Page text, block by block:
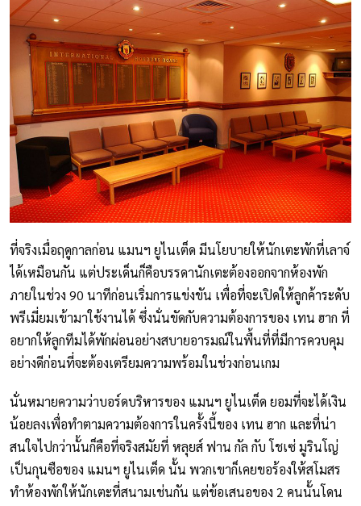
ที่จริงเมื่อฤดูกาลก่อน แมนฯ ยูไนเต็ด มีนโยบายให้นักเตะพักที่เลาจ์
ได้เหมือนกัน แต่ประเด็นก็คือบรรดานักเตะต้องออกจากห้องพัก
ภายในช่วง 90 นาทีก่อนเริ่มการแข่งขัน เพื่อที่จะเปิดให้ลูกค้าระดับ
พรีเมี่ยมเข้ามาใช้งานได้ ซึ่งนั่นขัดกับความต้องการของ เทน ฮาก ที่
อยากให้ลูกทีมได้พักผ่อนอย่างสบายอารมณ์ในพื้นที่ที่มีการควบคุม
อย่างดีก่อนที่จะต้องเตรียมความพร้อมในช่วงก่อนเกม
นั่นหมายความว่าบอร์ดบริหารของ แมนฯ ยูไนเต็ด ยอมที่จะได้เงิน
น้อยลงเพื่อทำตามความต้องการในครั้งนี้ของ เทน ฮาก และที่น่า
สนใจไปกว่านั้นก็คือที่จริงสมัยที่ หลุยส์ ฟาน กัล กับ โชเซ่ มูรินโญ่
เป็นกุนซือของ แมนฯ ยูไนเต็ด นั้น พวกเขาก็เคยขอร้องให้สโมสร
ทำห้องพักให้นักเตะที่สนามเช่นกัน แต่ข้อเสนอของ 2 คนนั้นโดน